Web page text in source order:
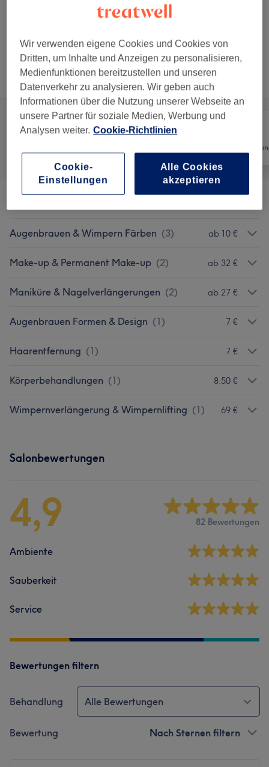
Details anzeigen
30 Min.Details anzeigen
Alle Services
Augenbrauen & Wimpern Färben (3) ab 10 €
Make-up & Permanent Make-up (2) ab 32 €
Maniküre & Nagelverlängerungen (2) ab 27 €
Augenbrauen Formen & Design (1) 7 €
Haarentfernung (1) 7 €
Körperbehandlungen (1) 8,50 €
Wimpernverlängerung & Wimpernlifting (1) 69 €
Salonbewertungen
4,9 82 Bewertungen
Ambiente
Sauberkeit
Service
Bewertungen filtern
Behandlung Alle Bewertungen
Bewertung Nach Sternen filtern
Wir verwenden eigene Cookies und Cookies von
Dritten, um Inhalte und Anzeigen zu personalisieren,
Medienfunktionen bereitzustellen und unseren
Datenverkehr zu analysieren. Wir geben auch
Informationen über die Nutzung unserer Webseite an
unsere Partner für soziale Medien, Werbung und
Analysen weiter. Cookie-Richtlinien
Cookie-
Einstellungen
Alle Cookies
akzeptieren